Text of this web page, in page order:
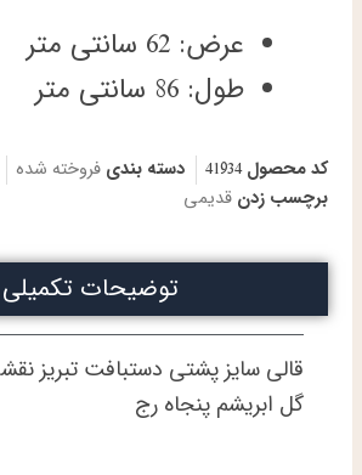
عرض: 62 سانتی متر
طول: 86 سانتی متر
کد محصول41934 دسته بندی فروخته شده
برچسب زدن قدیمی
توضیحات تکمیلی
قالی سایز پشتی دستبافت تبریز
گل ابریشم پنجاه رج